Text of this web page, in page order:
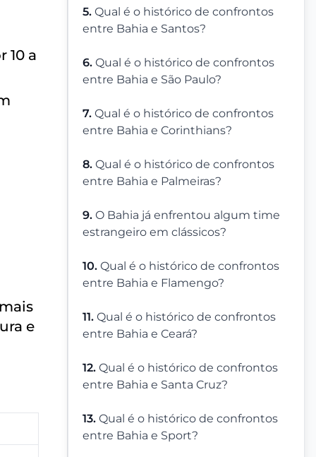
5. Qual é o histórico de confrontos
entre Bahia e Santos?
6. Qual é o histórico de confrontos
entre Bahia e São Paulo?
7. Qual é o histórico de confrontos
entre Bahia e Corinthians?
8. Qual é o histórico de confrontos
entre Bahia e Palmeiras?
9. O Bahia já enfrentou algum time
estrangeiro em clássicos?
10. Qual é o histórico de confrontos
entre Bahia e Flamengo?
11. Qual é o histórico de confrontos
entre Bahia e Ceará?
12. Qual é o histórico de confrontos
entre Bahia e Santa Cruz?
13. Qual é o histórico de confrontos
entre Bahia e Sport?
10 a
e